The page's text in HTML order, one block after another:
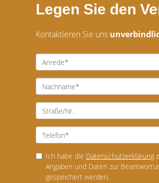
Legen Sie den
Kontaktieren Sie uns
Ich habe die Datenschutzerklärung
Angaben und Daten zur
gespeichert werden.